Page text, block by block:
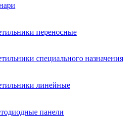
переносные
специального назначения
линейные
панели